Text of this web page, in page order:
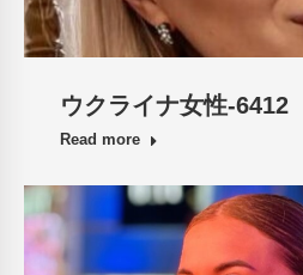
ウクライナ女性-6412
Read more